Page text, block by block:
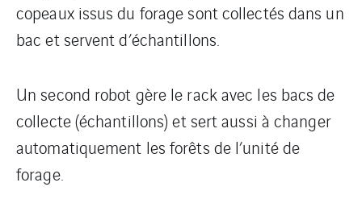
copeaux issus du forage sont collectés dans un
bac et servent d’échantillons.
Un second robot gère le rack avec les bacs de
collecte (échantillons) et sert aussi à changer
automatiquement les forêts de l’unité de
forage.